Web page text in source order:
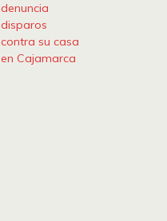
denuncia
disparos
contra su casa
en Cajamarca